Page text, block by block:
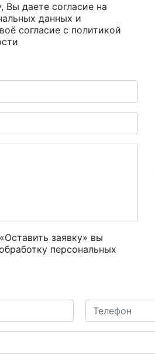
Вы даете согласие на
данных и
согласие с политикой
заявку» вы
персональных